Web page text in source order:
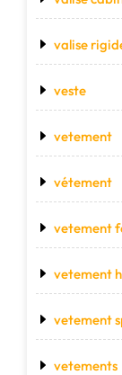
valise
veste
vetement
vétement
vetement
vetement
vetement
vetements